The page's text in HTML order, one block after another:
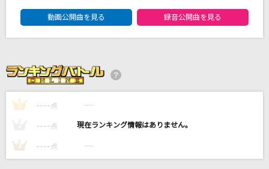
ライラック
Mrs. GREEN APPLE
365日の紙飛行機
AKB48
動画公開曲を見る 録音公開曲を見る
1 ---- 点 ----
---- 点 ----
3 ---- 点 ----